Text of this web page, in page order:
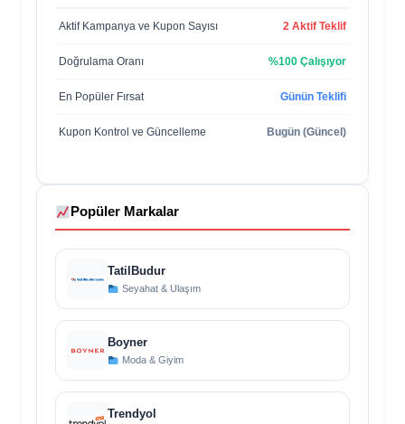
Aktif Kampanya ve Kupon Sayısı 2 Aktif Teklif
Doğrulama Oranı %100 Çalışıyor
En Popüler Fırsat Günün Teklifi
Kupon Kontrol ve Güncelleme Bugün (Güncel)
Popüler Markalar
TatilBudur
Seyahat & Ulaşım
Boyner
Moda & Giyim
Trendyol